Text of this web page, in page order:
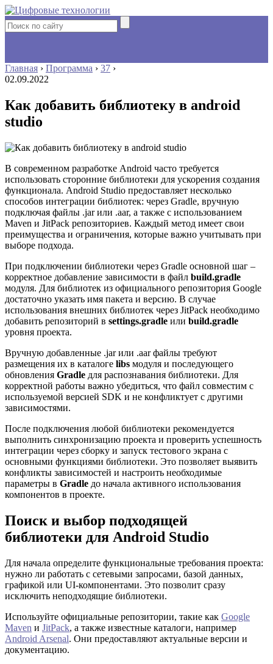
Главная › Программа › 37 ›
02.09.2022
Как добавить библиотеку в android
studio
В современном разработке Android часто требуется
использовать сторонние библиотеки для ускорения создания
функционала. Android Studio предоставляет несколько
способов интеграции библиотек: через Gradle, вручную
подключая файлы .jar или .aar, а также с использованием
Maven и JitPack репозиториев. Каждый метод имеет свои
преимущества и ограничения, которые важно учитывать при
выборе подхода.
При подключении библиотеки через Gradle основной шаг –
корректное добавление зависимости в файл build.gradle
модуля. Для библиотек из официального репозитория Google
достаточно указать имя пакета и версию. В случае
использования внешних библиотек через JitPack необходимо
добавить репозиторий в settings.gradle или build.gradle
уровня проекта.
Вручную добавленные .jar или .aar файлы требуют
размещения их в каталоге libs модуля и последующего
обновления Gradle для распознавания библиотеки. Для
корректной работы важно убедиться, что файл совместим с
используемой версией SDK и не конфликтует с другими
зависимостями.
После подключения любой библиотеки рекомендуется
выполнить синхронизацию проекта и проверить успешность
интеграции через сборку и запуск тестового экрана с
основными функциями библиотеки. Это позволяет выявить
конфликты зависимостей и настроить необходимые
параметры в Gradle до начала активного использования
компонентов в проекте.
Поиск и выбор подходящей
библиотеки для Android Studio
Для начала определите функциональные требования проекта:
нужно ли работать с сетевыми запросами, базой данных,
графикой или UI-компонентами. Это позволит сразу
исключить неподходящие библиотеки.
Используйте официальные репозитории, такие как Google
Maven и JitPack, а также известные каталоги, например
Android Arsenal. Они предоставляют актуальные версии и
документацию.